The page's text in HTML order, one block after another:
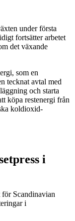
under första
fortsätter arbetet
det växande
som en
tecknat avtal med
och starta
köpa restenergi från
koldioxid-
i
Scandinavian
i